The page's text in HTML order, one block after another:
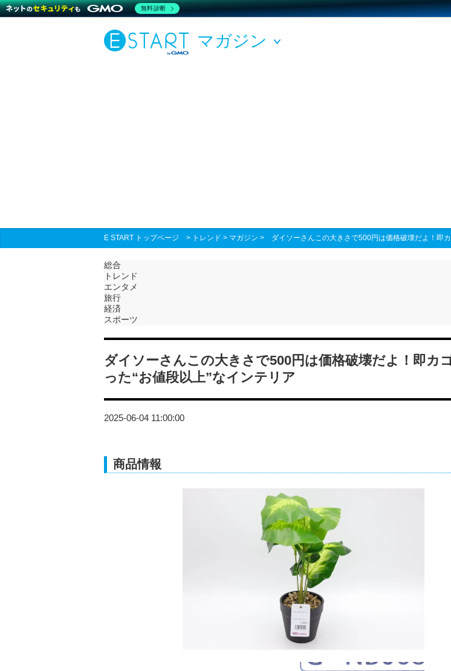
マガジン
E START トップページ > トレンド > マガジン > ダイソーさんこの大きさで500円は価格破壊だよ！即
総合
トレンド
エンタメ
旅行
経済
スポーツ
ダイソーさんこの大きさで500円は価格破壊だよ！即カ
った“お値段以上”なインテリア
2025-06-04 11:00:00
商品情報
無料診断